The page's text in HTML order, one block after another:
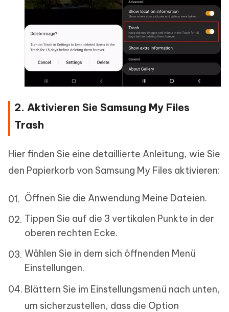
2. Aktivieren Sie Samsung My Files
Trash
Hier finden Sie eine detaillierte Anleitung, wie Sie
den Papierkorb von Samsung My Files aktivieren:
Öffnen Sie die Anwendung Meine Dateien.
Tippen Sie auf die 3 vertikalen Punkte in der
oberen rechten Ecke.
Wählen Sie in dem sich öffnenden Menü
Einstellungen.
Blättern Sie im Einstellungsmenü nach unten,
um sicherzustellen, dass die Option